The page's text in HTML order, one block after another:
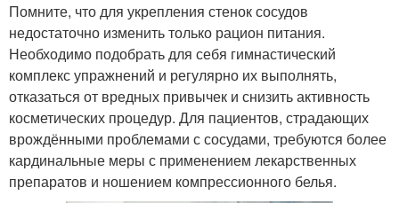
Помните, что для укрепления стенок сосудов
недостаточно изменить только рацион питания.
Необходимо подобрать для себя гимнастический
комплекс упражнений и регулярно их выполнять,
отказаться от вредных привычек и снизить активность
косметических процедур. Для пациентов, страдающих
врождёнными проблемами с сосудами, требуются более
кардинальные меры с применением лекарственных
препаратов и ношением компрессионного белья.